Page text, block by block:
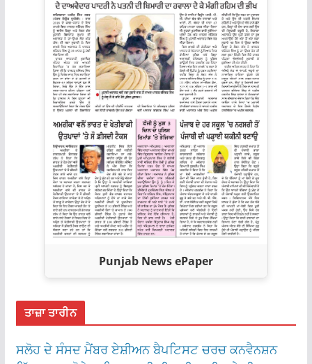
Punjab News ePaper
ਤਾਜ਼ਾ ਤਾਰੀਨ
ਸਲੋਹ ਦੇ ਸੰਸਦ ਮੈਂਬਰ ਏਸ਼ੀਅਨ ਬੈਪਟਿਸਟ ਚਰਚ ਕਨਵੈਨਸ਼ਨ